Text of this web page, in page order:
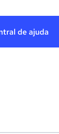
de ajuda